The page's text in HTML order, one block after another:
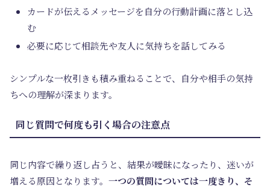
カードが伝えるメッセージを自分の行動計画に落とし込
む
必要に応じて相談先や友人に気持ちを話してみる
シンプルな一枚引きも積み重ねることで、自分や相手の気持
ちへの理解が深まります。
同じ質問で何度も引く場合の注意点
同じ内容で繰り返し占うと、結果が曖昧になったり、迷いが
増える原因となります。 一つの質問については一度きり、そ